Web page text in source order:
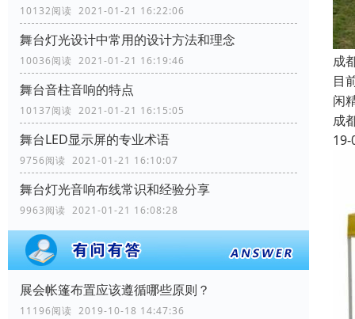
10132阅读 2021-01-21 16:22:06
舞台灯光设计中常用的设计方法和理念
10036阅读 2021-01-21 16:19:46
舞台音柱音响的特点
10137阅读 2021-01-21 16:15:05
舞台LED显示屏的专业术语
9756阅读 2021-01-21 16:10:07
舞台灯光音响布线常识和经验分享
9963阅读 2021-01-21 16:08:28
展会帐篷布置应该遵循哪些原则？
11196阅读 2019-10-18 14:47:36
成
目
闲
成
19-